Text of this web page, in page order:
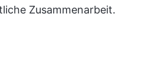
Zusammenarbeit.